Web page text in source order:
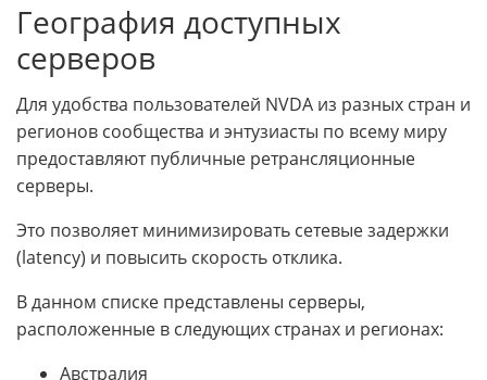
География доступных
серверов
Для удобства пользователей NVDA из разных стран и
регионов сообщества и энтузиасты по всему миру
предоставляют публичные ретрансляционные
серверы.
Это позволяет минимизировать сетевые задержки
(latency) и повысить скорость отклика.
В данном списке представлены серверы,
расположенные в следующих странах и регионах:
Австралия